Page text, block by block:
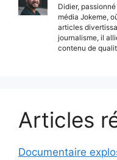
Didier,
média Jokeme,
articles
journalisme, il
contenu de
Articles
Documentaire